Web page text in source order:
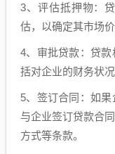
3、评估抵押物：
估，以确定其市场
4、审批贷款：贷
括对企业的财务状
5、签订合同：如
与企业签订贷款合
方式等条款。